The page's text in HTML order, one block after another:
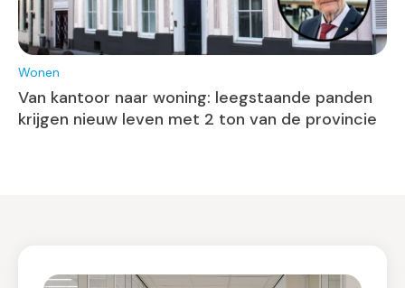
Wonen
Van kantoor naar woning: leegstaande panden
krijgen nieuw leven met 2 ton van de provincie